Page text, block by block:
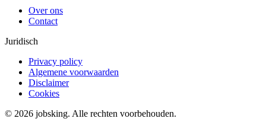
Over ons
Contact
Juridisch
Privacy policy
Algemene voorwaarden
Disclaimer
Cookies
© 2026 jobsking. Alle rechten voorbehouden.